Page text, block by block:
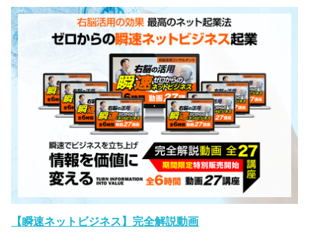
【瞬速ネットビジネス】完全解説動画